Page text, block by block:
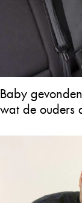
Baby
wat de ouders